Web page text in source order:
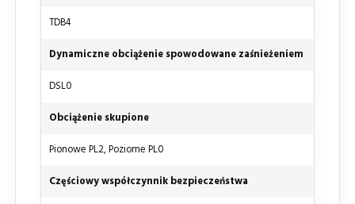
TDB4
Dynamiczne obciążenie spowodowane zaśnieżeniem
DSL0
Obciążenie skupione
Pionowe PL2, Poziome PL0
Częściowy współczynnik bezpieczeństwa